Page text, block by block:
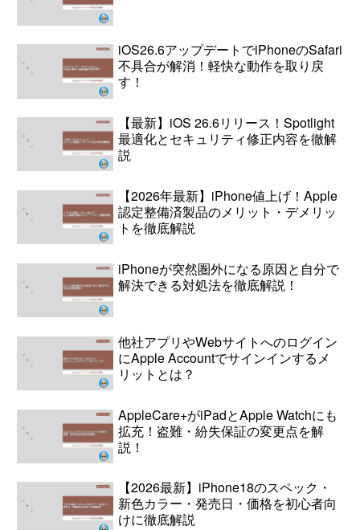
iOS26.6アップデートでiPhoneのSafari
不具合が解消！軽快な動作を取り戻
す！
【最新】iOS 26.6リリース！Spotlight
最適化とセキュリティ修正内容を徹解
説
【2026年最新】iPhone値上げ！Apple
認定整備済製品のメリット・デメリッ
トを徹底解説
iPhoneが突然圏外になる原因と自分で
解決できる対処法を徹底解説！
他社アプリやWebサイトへのログイン
にApple Accountでサインインするメ
リットとは？
AppleCare+がiPadとApple Watchにも
拡充！盗難・紛失保証の変更点を解
説！
【2026最新】iPhone18のスペック・
新色カラー・発売日・価格を初心者向
けに徹底解説